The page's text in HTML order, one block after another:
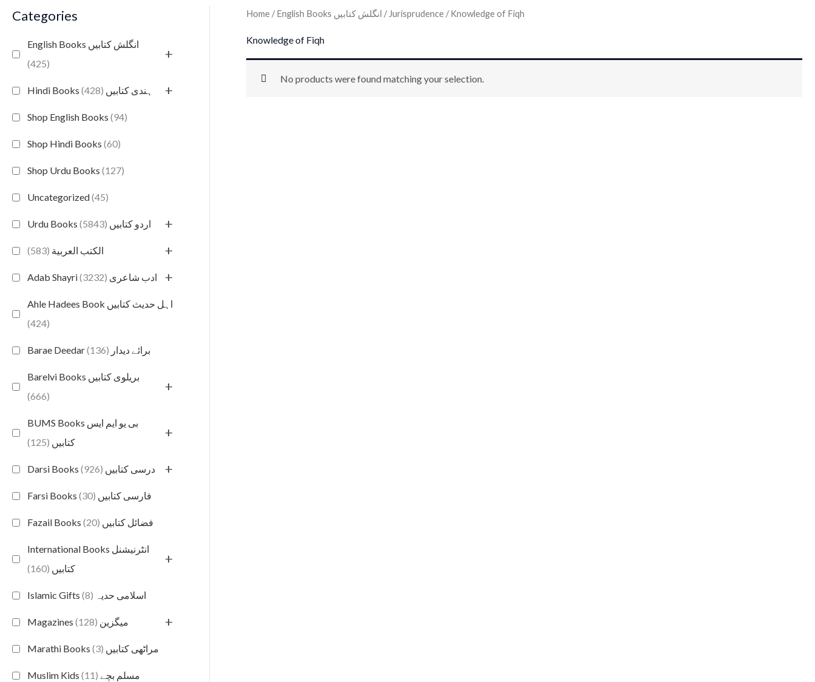
Categories
English Books انگلش کتابیں
(425)
+
Hindi Books ہندی کتابیں (428) +
Shop English Books (94)
Shop Hindi Books (60)
Shop Urdu Books (127)
Uncategorized(45)
Urdu Books اردو کتابیں (5843) +
الكتب العربية (583) +
Adab Shayri ادب شاعری (3232) +
Ahle Hadees Book اہل حدیث کتابیں
(424)
Barae Deedar برائے دیدار (136)
Barelvi Books بریلوی کتابیں
(666)
+
BUMS Books بی یو ایم ایس
کتابیں (125)
+
Darsi Books درسی کتابیں (926) +
Farsi Books فارسی کتابیں (30)
Fazail Books فضائل کتابیں (20)
International Books انٹرنیشنل
کتابیں (160)
+
Islamic Gifts اسلامی حدیہ (8)
Magazines میگزین (128) +
Marathi Books مراٹھی کتابیں (3)
Muslim Kids مسلم بچے (11)
Home / English Books انگلش کتابیں / Jurisprudence / Knowledge of Fiqh
Knowledge of Fiqh
No products were found matching your selection.